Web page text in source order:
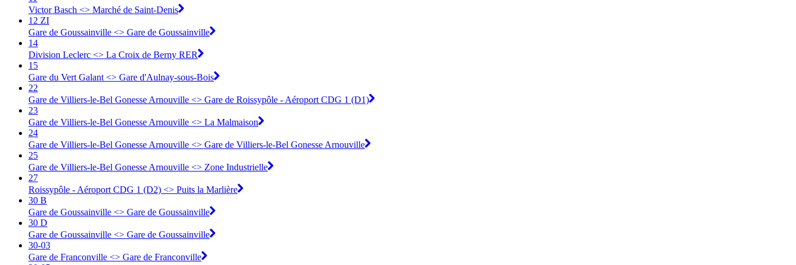
Victor Basch <> Marché de Saint-Denis
12 ZI
Gare de Goussainville <> Gare de Goussainville
14
Division Leclerc <> La Croix de Berny RER
15
Gare du Vert Galant <> Gare d'Aulnay-sous-Bois
22
Gare de Villiers-le-Bel Gonesse Arnouville <> Gare de Roissypôle - Aéroport CDG 1 (D1)
23
Gare de Villiers-le-Bel Gonesse Arnouville <> La Malmaison
24
Gare de Villiers-le-Bel Gonesse Arnouville <> Gare de Villiers-le-Bel Gonesse Arnouville
25
Gare de Villiers-le-Bel Gonesse Arnouville <> Zone Industrielle
27
Roissypôle - Aéroport CDG 1 (D2) <> Puits la Marlière
30 B
Gare de Goussainville <> Gare de Goussainville
30 D
Gare de Goussainville <> Gare de Goussainville
30-03
Gare de Franconville <> ︎Gare de Franconville